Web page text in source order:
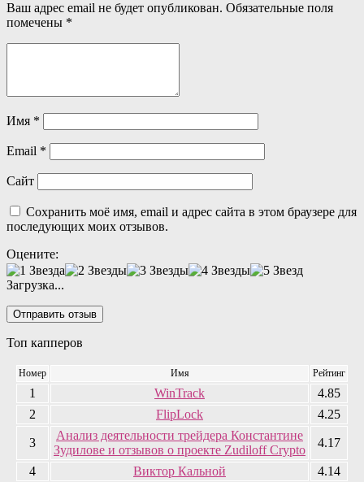
Ваш адрес email не будет опубликован. Обязательные поля
помечены *
Имя *
Email *
Сайт
Сохранить моё имя, email и адрес сайта в этом браузере для
последующих моих отзывов.
Оцените:
Загрузка...
Топ капперов
Номер Имя Рейтинг
1 WinTrack
4.85
2
FlipLock 4.25
3
Анализ деятельности трейдера Константине
Зудилове и отзывов о проекте Zudiloff Crypto
4.17
4 Виктор Кальной
4.14